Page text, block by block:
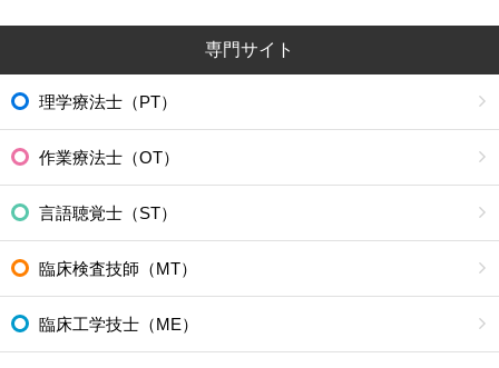
専門サイト
理学療法士（PT）
作業療法士（OT）
言語聴覚士（ST）
臨床検査技師（MT）
臨床工学技士（ME）